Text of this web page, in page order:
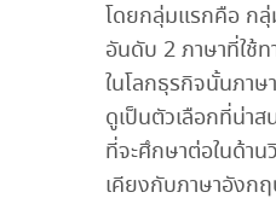
โดยกลุ่มแรกคือ กลุ่
อันดับ 2 ภาษาที่ใช้
ในโลกธุรกิจนั้นภา
ดูเป็นตัวเลือกที่น่า
ที่จะศึกษาต่อในด้าน
เคียงกับภาษาอังก